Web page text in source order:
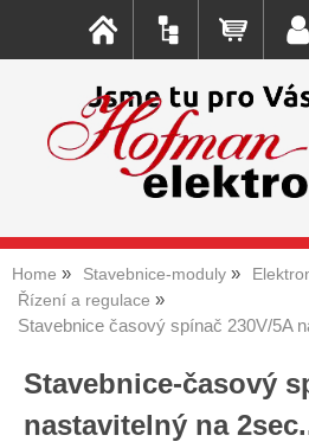
Home Stavebnice-moduly
Řízení a regulace
Stavebnice časový spínač 230V/5A
Stavebnice-časový
nastavitelný na